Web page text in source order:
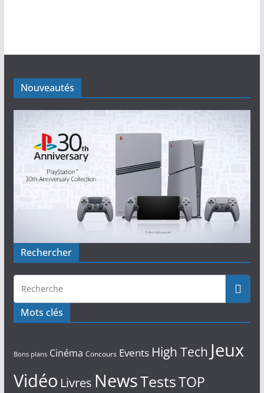
Nouveautés
Rechercher
Mots clés
Bons plans Cinéma Concours Events High Tech Jeux
Vidéo Livres NewsTestsTOP